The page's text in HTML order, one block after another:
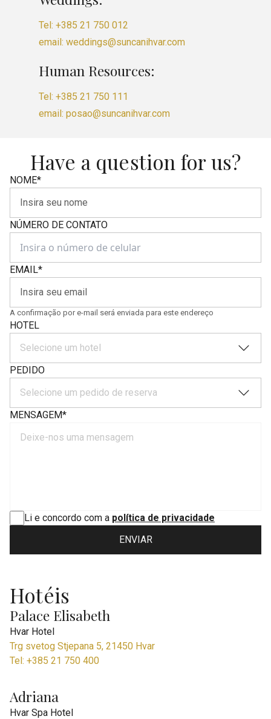
Tel: +385 21 750 012
email: weddings@suncanihvar.com
Human Resources:
Tel: +385 21 750 111
email: posao@suncanihvar.com
Have a question for us?
NOME*
NÚMERO DE CONTATO
EMAIL*
A confirmação por e-mail será enviada para este endereço
HOTEL
Selecione um hotel
PEDIDO
Selecione um pedido de reserva
MENSAGEM*
Li e concordo com a política de privacidade
ENVIAR
Hotéis
Palace Elisabeth
Hvar Hotel
Trg svetog Stjepana 5, 21450 Hvar
Tel: +385 21 750 400
Adriana
Hvar Spa Hotel